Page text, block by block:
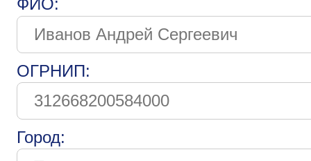
ФИО:
ОГРНИП:
Город: